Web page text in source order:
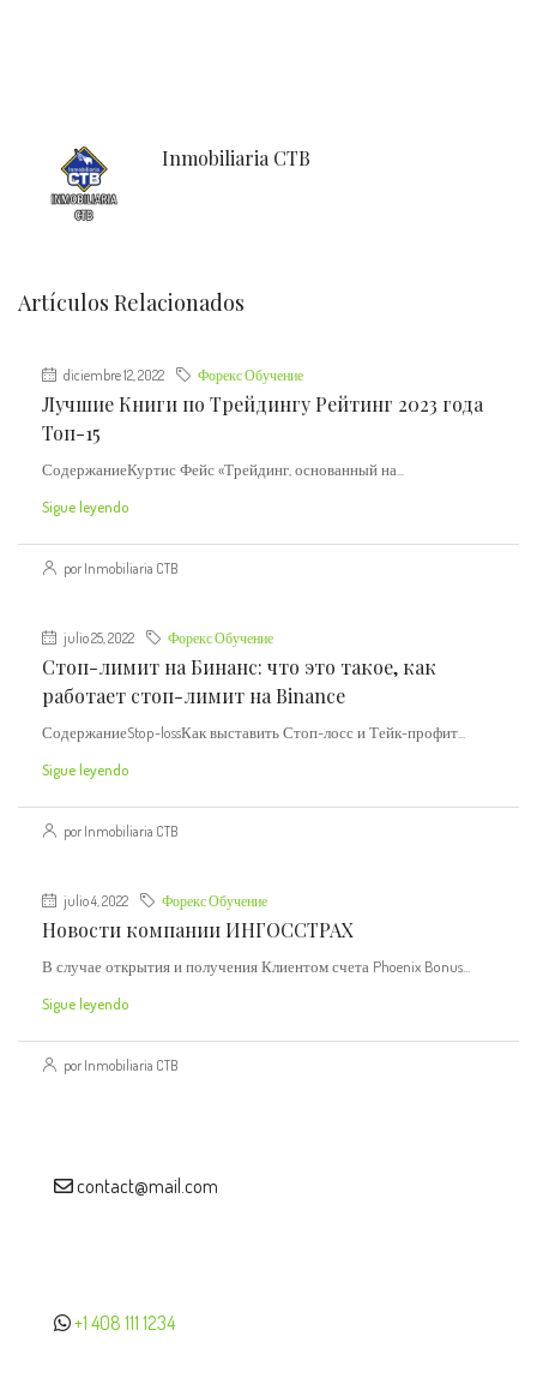
Inmobiliaria CTB
Artículos Relacionados
diciembre 12, 2022 Форекс Обучение
Лучшие Книги по Трейдингу Рейтинг 2023 года
Топ-15
СодержаниеКуртис Фейс «Трейдинг, основанный на...
Sigue leyendo
por Inmobiliaria CTB
julio 25, 2022 Форекс Обучение
Стоп-лимит на Бинанс: что это такое, как
работает стоп-лимит на Binance
СодержаниеStop-lossКак выставить Стоп-лосс и Тейк-профит...
Sigue leyendo
por Inmobiliaria CTB
julio 4, 2022 Форекс Обучение
Новости компании ИНГОССТРАХ
В случае открытия и получения Клиентом счета Phoenix Bonus...
Sigue leyendo
por Inmobiliaria CTB
contact@mail.com
+1 408 111 1234